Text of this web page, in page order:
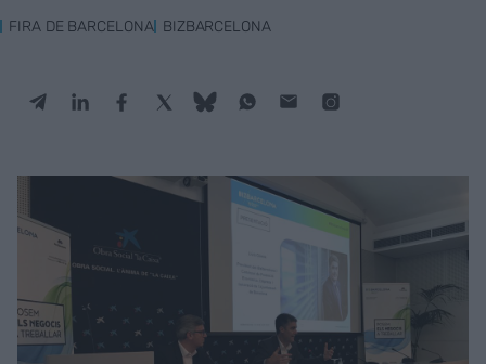
FIRA DE BARCELONA BIZBARCELONA